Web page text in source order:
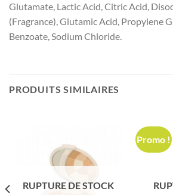
Glutamate, Lactic Acid, Citric Acid,
(Fragrance), Glutamic Acid, Propylene
Benzoate, Sodium Chloride.
PRODUITS SIMILAIRES
RUPTURE DE STOCK
Promo !